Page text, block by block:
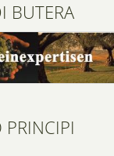
BUTERA